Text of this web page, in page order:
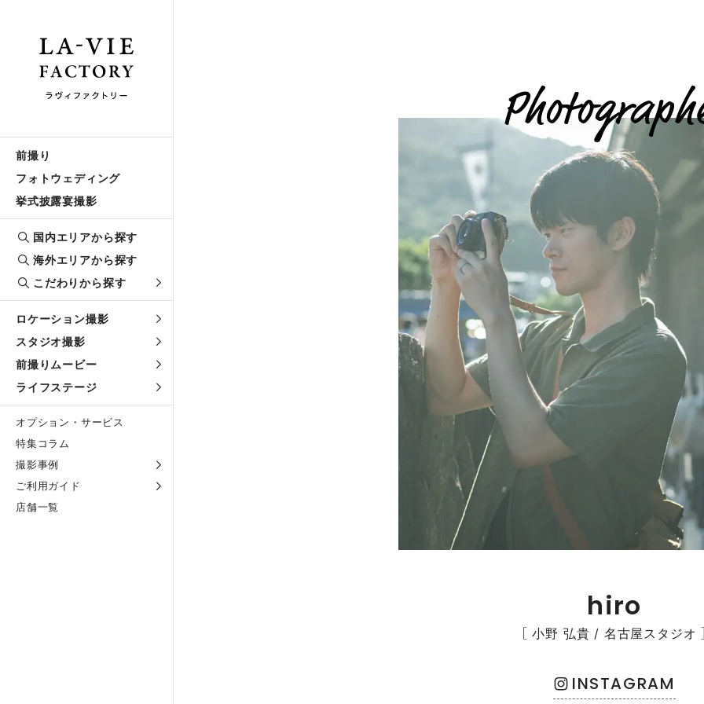
前撮り
フォトウェディング
挙式披露宴撮影
国内エリアから探す
海外エリアから探す
こだわりから探す
ロケーション撮影
スタジオ撮影
前撮りムービー
ライフステージ
オプション・サービス
特集コラム
撮影事例
ご利用ガイド
店舗一覧
hiro
［ 小野 弘貴 / 名古屋スタジオ
INSTAGRAM